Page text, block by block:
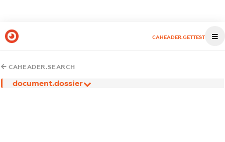
CAHEADER.GETTEST
CAHEADER.SEARCH
document.dossier